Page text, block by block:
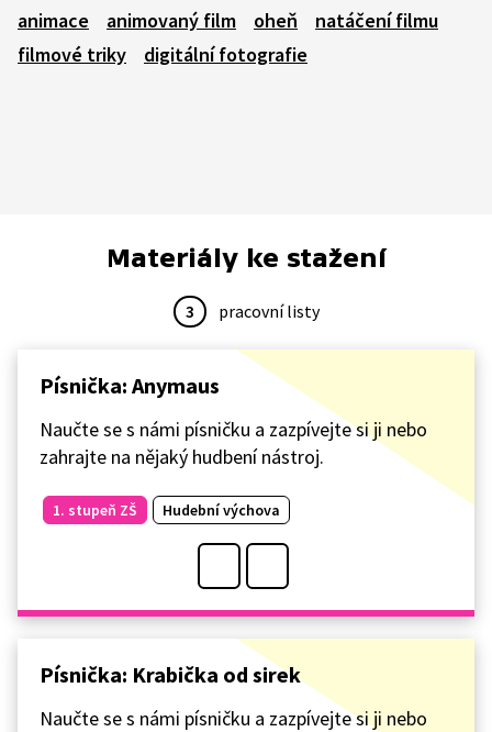
animace
animovaný film oheň
natáčení filmu
filmové triky
digitální fotografie
Materiály ke stažení
3 pracovní listy
Písnička: Anymaus
Naučte se s námi písničku a zazpívejte si ji nebo
zahrajte na nějaký hudbení nástroj.
1. stupeň ZŠ Hudební výchova
Písnička: Krabička od sirek
Naučte se s námi písničku a zazpívejte si ji nebo